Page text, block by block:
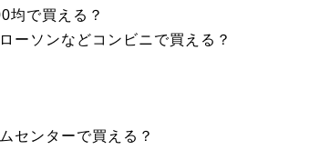
均で買える？
ーソンなどコンビニで買える？
センターで買える？